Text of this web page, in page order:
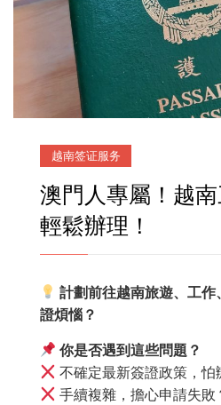
越南签证服务
澳門人專屬！越南
輕鬆辦理！
計劃前往越南旅遊、工
證煩惱？
你是否遇到這些問題？
不確定最新簽證政策，怕
手續複雜，擔心申請失敗